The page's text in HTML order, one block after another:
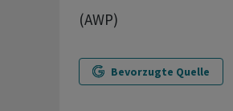
(AWP)
Bevorzugte Quelle